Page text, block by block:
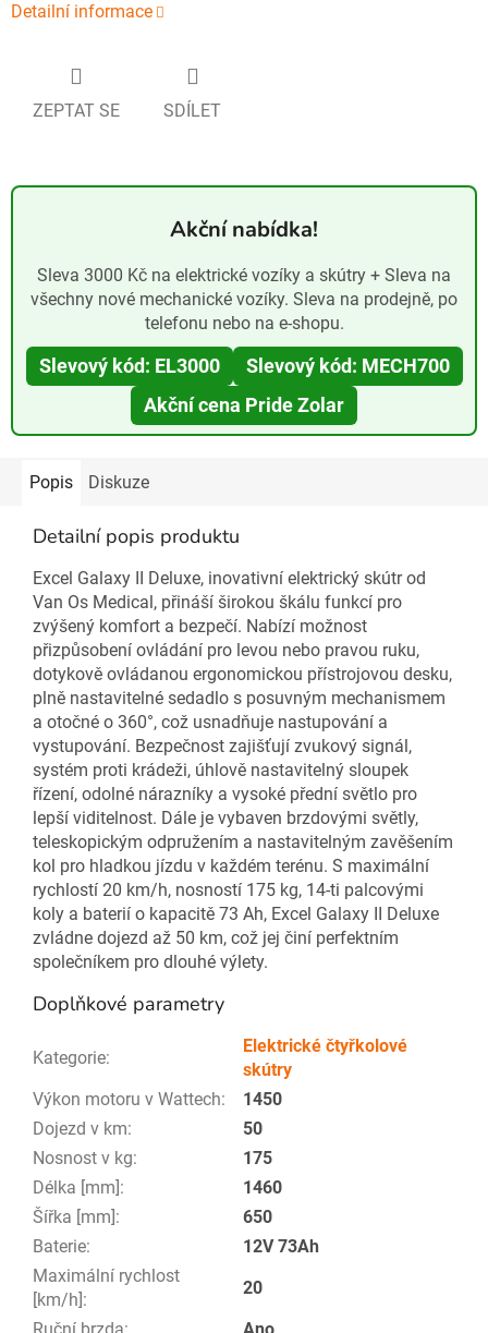
Detailní informace
ZEPTAT SE SDÍLET
Akční nabídka!
Sleva 3000 Kč na elektrické vozíky a skútry + Sleva na
všechny nové mechanické vozíky. Sleva na prodejně, po
telefonu nebo na e-shopu.
Slevový kód: EL3000
Slevový kód: MECH700
Akční cena Pride Zolar
Popis Diskuze
Detailní popis produktu
Excel Galaxy II Deluxe, inovativní elektrický skútr od
Van Os Medical, přináší širokou škálu funkcí pro
zvýšený komfort a bezpečí. Nabízí možnost
přizpůsobení ovládání pro levou nebo pravou ruku,
dotykově ovládanou ergonomickou přístrojovou desku,
plně nastavitelné sedadlo s posuvným mechanismem
a otočné o 360°, což usnadňuje nastupování a
vystupování. Bezpečnost zajišťují zvukový signál,
systém proti krádeži, úhlově nastavitelný sloupek
řízení, odolné nárazníky a vysoké přední světlo pro
lepší viditelnost. Dále je vybaven brzdovými světly,
teleskopickým odpružením a nastavitelným zavěšením
kol pro hladkou jízdu v každém terénu. S maximální
rychlostí 20 km/h, nosností 175 kg, 14-ti palcovými
koly a baterií o kapacitě 73 Ah, Excel Galaxy II Deluxe
zvládne dojezd až 50 km, což jej činí perfektním
společníkem pro dlouhé výlety.
Doplňkové parametry
Kategorie:
Elektrické čtyřkolové
skútry
Výkon motoru v Wattech:
1450
Dojezd v km:
50
Nosnost v kg:
175
Délka [mm]:
1460
Šířka [mm]:
650
Baterie:
12V 73Ah
Maximální rychlost
[km/h]:
20